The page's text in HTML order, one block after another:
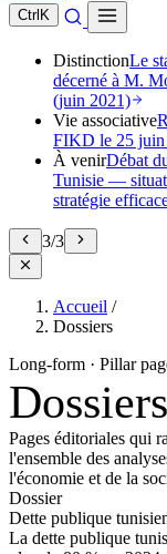
Ctrl K
DistinctionLe
décerné à M.
(juin 2021)
Vie associative
FIKD le 25 juin
À venirDébat
Tunisie —
stratégie
3/3
Accueil /
Dossiers
Long-form · Pillar
Pages éditoriales qui
l'ensemble des
l'économie et de la
Dossier
Dette publique
La dette publique